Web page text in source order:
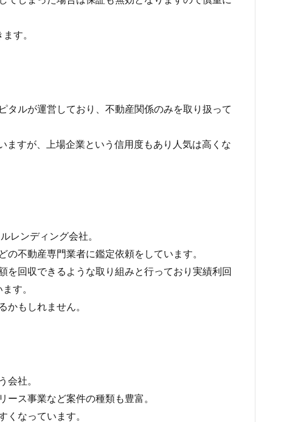
す。
タルが運営しており、不動産関係のみを取り扱って
ますが、上場企業という信用度もあり人気は高くな
レンディング会社。
不動産専門業者に鑑定依頼をしています。
を回収できるような取り組みと行っており実績利回
す。
かもしれません。
会社。
ス事業など案件の種類も豊富。
くなっています。